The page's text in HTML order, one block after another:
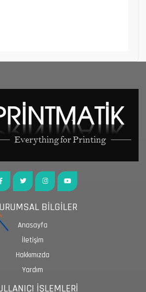
BİLGİLER
Anasayfa
İletişim
Hakkımızda
Yardım
İŞLEMLERİ